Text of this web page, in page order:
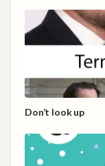
Don’t look up